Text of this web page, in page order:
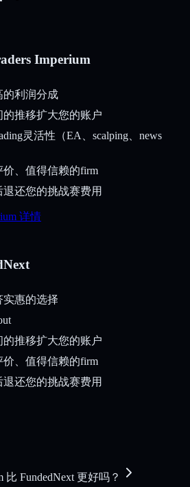
Imperium
的利润分成
推移扩大您的账户
灵活性（EA、scalping、news
、值得信赖的firm
还您的挑战赛费用
详情
实惠的选择
推移扩大您的账户
、值得信赖的firm
还您的挑战赛费用
比 FundedNext 更好吗？